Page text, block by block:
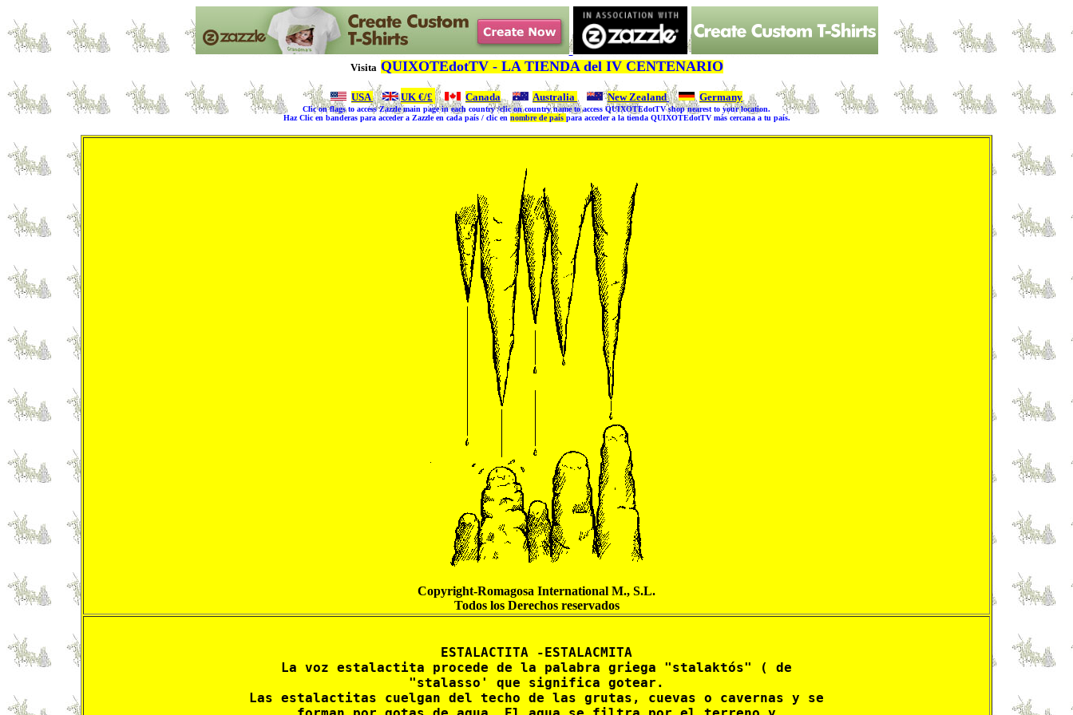
Visita QUIXOTEdotTV - LA TIENDA del IV CENTENARIO
USA| UK €/£ | Canada| Australia | New Zealand | Germany
Clic on flags to access Zazzle main page in each country /clic on country name to access QUIXOTEdotTV shop nearest to your location.
Haz Clic en banderas para acceder a Zazzle en cada país / clic en nombre de país para acceder a la tienda QUIXOTEdotTV más cercana a tu país.
Copyright-Romagosa International M., S.L.
Todos los Derechos reservados
ESTALACTITA -ESTALACMITA
La voz estalactita procede de la palabra griega "stalaktós" ( de
"stalasso' que significa gotear.
Las estalactitas cuelgan del techo de las grutas, cuevas o cavernas y se